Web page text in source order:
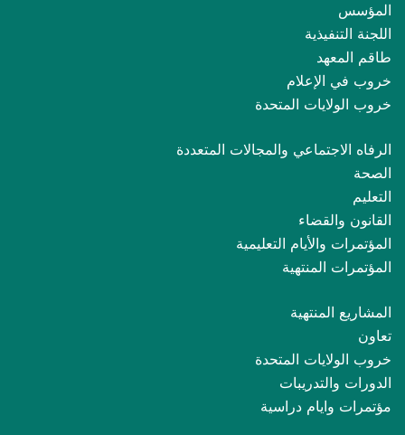
المؤسس
اللجنة التنفيذية
طاقم المعهد
خروب في الإعلام
خروب الولايات المتحدة
الرفاه الاجتماعي والمجالات المتعددة
الصحة
التعليم
القانون والقضاء
المؤتمرات والأيام التعليمية
المؤتمرات المنتهية
المشاريع المنتهية
تعاون
خروب الولايات المتحدة
الدورات والتدريبات
مؤتمرات وايام دراسية